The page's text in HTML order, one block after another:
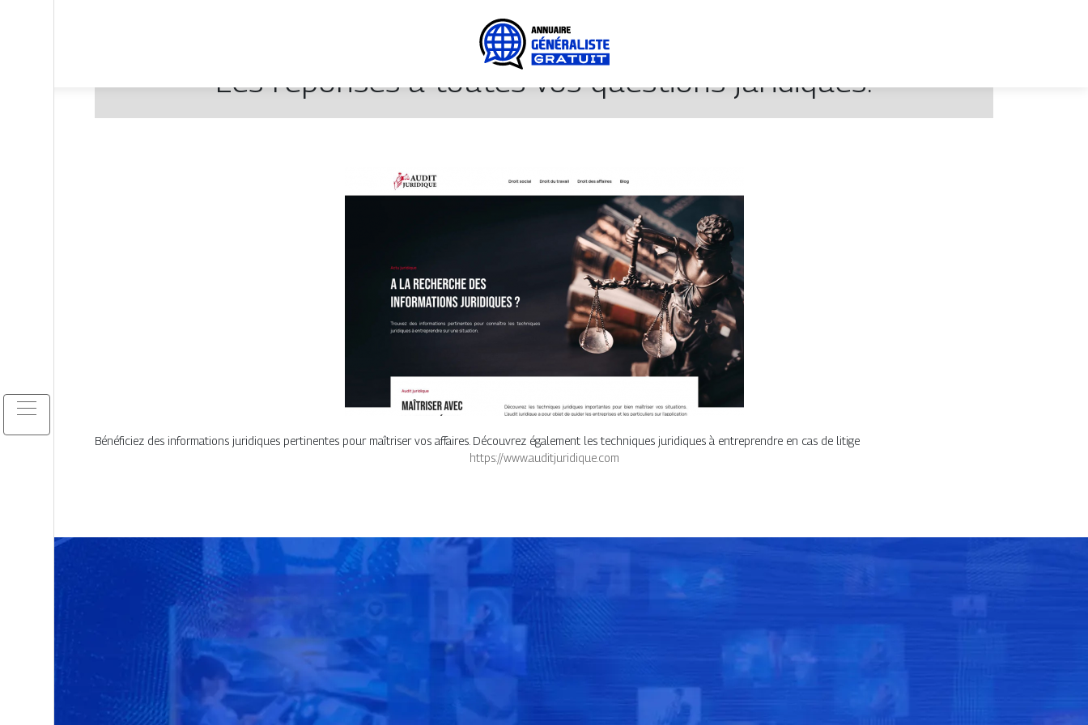
Les réponses à toutes vos questions juridiques!
Bénéficiez des informations juridiques pertinentes pour maîtriser vos affaires. Découvrez également les techniques juridiques à entreprendre en cas de litige
https://www.auditjuridique.com